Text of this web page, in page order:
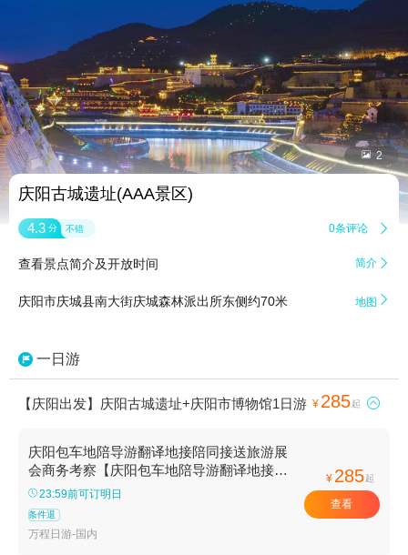
 2
庆阳古城遗址(AAA景区)
4.3 分 不错 0条评论 
查看景点简介及开放时间 简介 
庆阳市庆城县南大街庆城森林派出所东侧约70米 地图 
一日游
【庆阳出发】庆阳古城遗址+庆阳市博物馆1日游 ¥ 285起 
庆阳包车地陪导游翻译地接陪同接送旅游展
会商务考察【庆阳包车地陪导游翻译地接陪
同接送旅游展会商务考察】
23:59前可订明日
条件退
万程日游-国内
¥ 285起
查看